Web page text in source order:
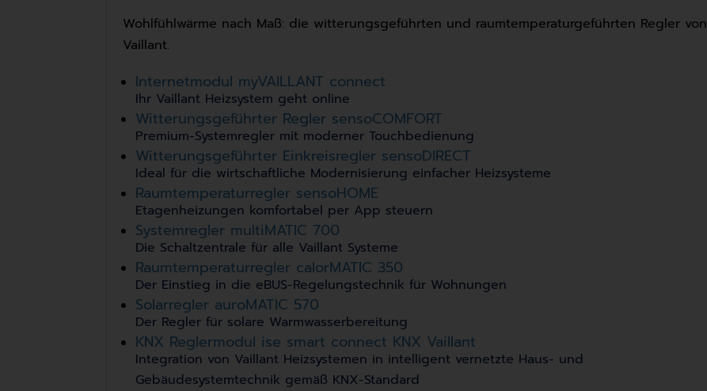
Wohlfühlwärme nach Maß: die witterungsgeführten und raumtemperaturgeführten Regler von
Vaillant.
Internetmodul myVAILLANT connect
Ihr Vaillant Heizsystem geht online
Witterungsgeführter Regler sensoCOMFORT
Premium-Systemregler mit moderner Touchbedienung
Witterungsgeführter Einkreisregler sensoDIRECT
Ideal für die wirtschaftliche Modernisierung einfacher Heizsysteme
Raumtemperaturregler sensoHOME
Etagenheizungen komfortabel per App steuern
Systemregler multiMATIC 700
Die Schaltzentrale für alle Vaillant Systeme
Raumtemperaturregler calorMATIC 350
Der Einstieg in die eBUS-Regelungstechnik für Wohnungen
Solarregler auroMATIC 570
Der Regler für solare Warmwasserbereitung
KNX Reglermodul ise smart connect KNX Vaillant
Integration von Vaillant Heizsystemen in intelligent vernetzte Haus- und
Gebäudesystemtechnik gemäß KNX-Standard